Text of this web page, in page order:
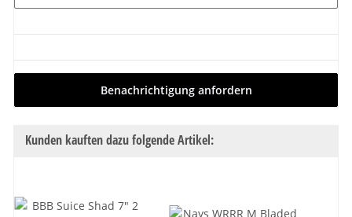
Benachrichtigung anfordern
Kunden kauften dazu folgende Artikel: